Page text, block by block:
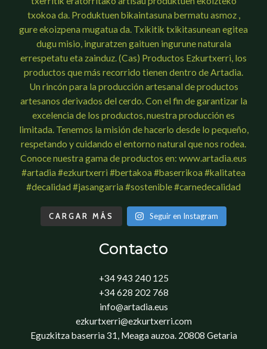
CARGAR MÁS Seguir en Instagram
Contacto
+34 943 240 125
+34 628 202 768
info@artadia.eus
ezkurtxerri@ezkurtxerri.com
Eguzkitza baserria 31, Meaga auzoa. 20808 Getaria